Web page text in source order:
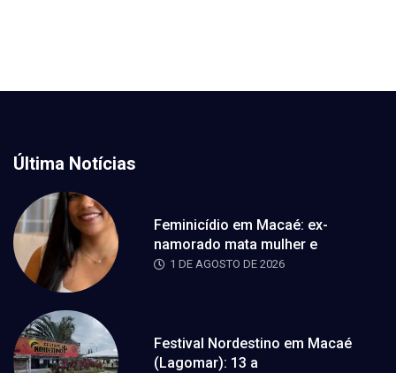
Última Notícias
Feminicídio em Macaé: ex-
namorado mata mulher e
1 DE AGOSTO DE 2026
Festival Nordestino em Macaé
(Lagomar): 13 a